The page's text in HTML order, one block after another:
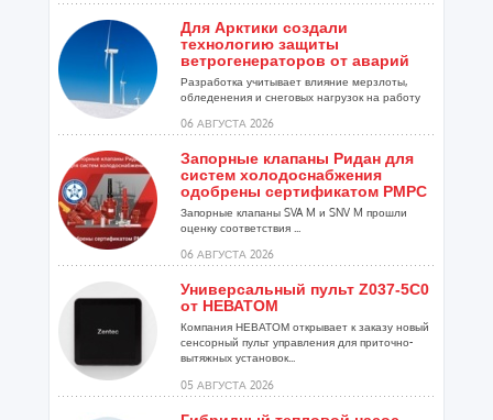
Для Арктики создали
технологию защиты
ветрогенераторов от аварий
Разработка учитывает влияние мерзлоты,
обледенения и снеговых нагрузок на работу
06 АВГУСТА 2026
Запорные клапаны Ридан для
систем холодоснабжения
одобрены сертификатом РМРС
Запорные клапаны SVA M и SNV M прошли
оценку соответствия ...
06 АВГУСТА 2026
Универсальный пульт Z037-5C0
от НЕВАТОМ
Компания НЕВАТОМ открывает к заказу новый
сенсорный пульт управления для приточно-
вытяжных установок...
05 АВГУСТА 2026